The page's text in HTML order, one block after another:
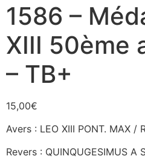
1586 –
XIII 50ème
– TB+
15,00€
Avers : LEO XIII PONT. MAX /
Revers : QUINQUGESIMUS A